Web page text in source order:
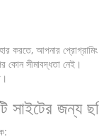
করতে, আপনার
কোন সীমাবদ্ধতা নেই।
জন্য